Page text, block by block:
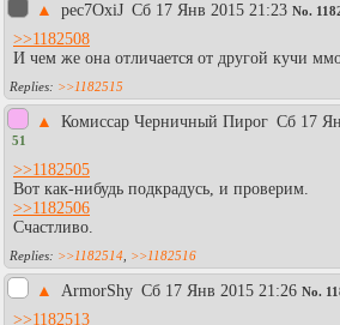
▲ pec7OxiJ Сб 17 Янв 2015 21:23 No.
>>1182508
И чем же она отличается от другой кучи
>>1182515
▲ Комиссар Черничный Пирог Сб 17
51
>>1182505
Вот как-нибудь подкрадусь, и проверим.
>>1182506
Счастливо.
>>1182514 >>1182516
▲ АrmorShy Сб 17 Янв 2015 21:26 No.
>>1182513